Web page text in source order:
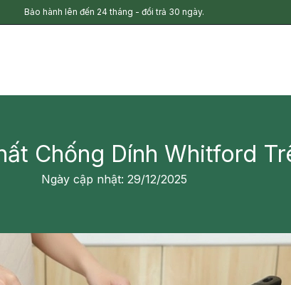
Bảo hành lên đến 24 tháng - đổi trả 30 ngày.
Chống Dính Whitford
Ngày cập nhật: 29/12/2025